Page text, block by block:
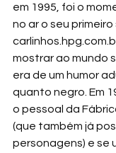
em 1995, foi o
no ar o seu primeiro
mostrar ao mundo
era de um humor
quanto negro. Em
o pessoal da
(que também já
personagens) e se